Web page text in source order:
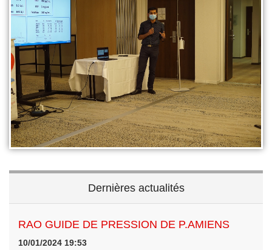
Dernières actualités
RAO GUIDE DE PRESSION DE P.AMIENS
10/01/2024 19:53